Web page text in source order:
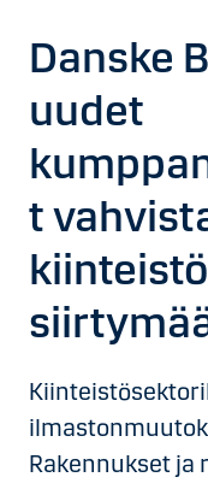
Danske
uudet
t
Rakennukset